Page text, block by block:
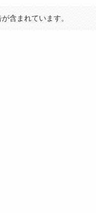
含まれています。